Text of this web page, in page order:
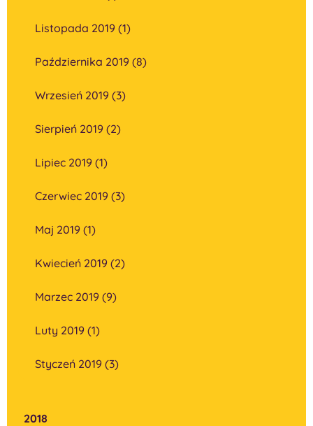
Listopada 2019 (1)
Października 2019 (8)
Wrzesień 2019 (3)
Sierpień 2019 (2)
Lipiec 2019 (1)
Czerwiec 2019 (3)
Maj 2019 (1)
Kwiecień 2019 (2)
Marzec 2019 (9)
Luty 2019 (1)
Styczeń 2019 (3)
2018